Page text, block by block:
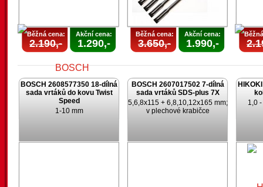
Běžná cena:
2.190,-
Akční cena:
1.290,-
Běžná cena:
3.650,-
Akční cena:
1.990,-
BOSCH 2608577350 18-dílná
sada vrtáků do kovu Twist
Speed
1-10 mm
BOSCH 2607017502 7-dílná
sada vrtáků SDS-plus 7X
5,6,8x115 + 6,8,10,12x165 mm;
v plechové krabičce
1,0